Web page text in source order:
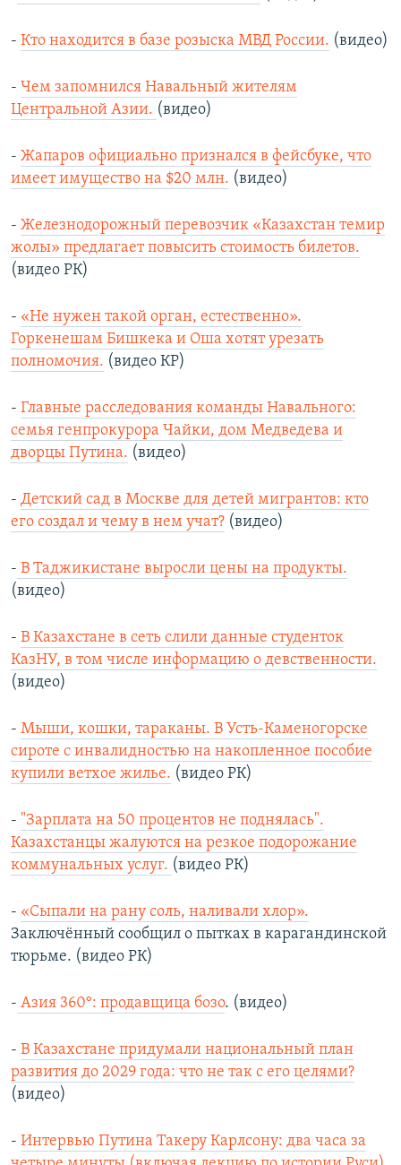
- Кто находится в базе розыска МВД России. (видео)
- Чем запомнился Навальный жителям
Центральной Азии. (видео)
- Жапаров официально признался в фейсбуке, что
имеет имущество на $20 млн. (видео)
- Железнодорожный перевозчик «Казахстан темир
жолы» предлагает повысить стоимость билетов.
(видео РК)
- «Не нужен такой орган, естественно».
Горкенешам Бишкека и Оша хотят урезать
полномочия. (видео КР)
- Главные расследования команды Навального:
семья генпрокурора Чайки, дом Медведева и
дворцы Путина. (видео)
- Детский сад в Москве для детей мигрантов: кто
его создал и чему в нем учат? (видео)
- В Таджикистане выросли цены на продукты.
(видео)
- В Казахстане в сеть слили данные студенток
КазНУ, в том числе информацию о девственности.
(видео)
- Мыши, кошки, тараканы. В Усть-Каменогорске
сироте с инвалидностью на накопленное пособие
купили ветхое жилье. (видео РК)
- "Зарплата на 50 процентов не поднялась".
Казахстанцы жалуются на резкое подорожание
коммунальных услуг. (видео РК)
- «Сыпали на рану соль, наливали хлор».
Заключённый сообщил о пытках в карагандинской
тюрьме. (видео РК)
- Азия 360°: продавщица бозо. (видео)
- В Казахстане придумали национальный план
развития до 2029 года: что не так с его целями?
(видео)
- Интервью Путина Такеру Карлсону: два часа за